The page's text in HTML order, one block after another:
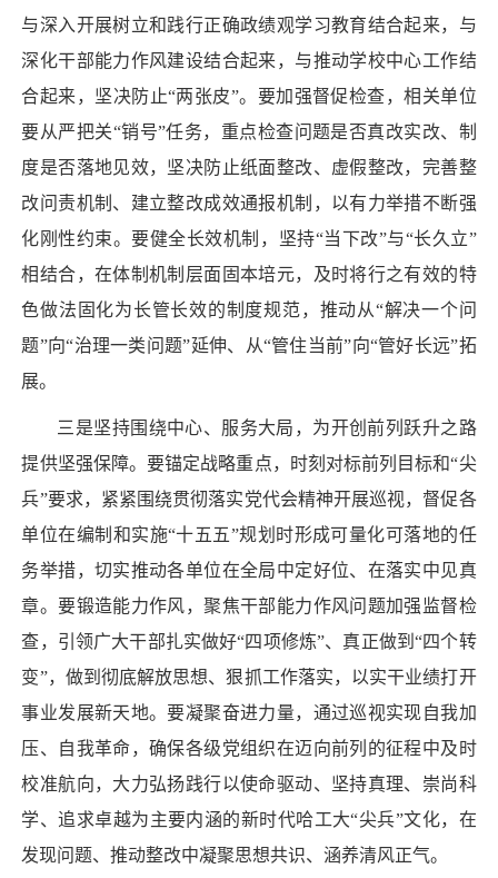
与深入开展树立和践行正确政绩观学习教育结合起来，与
深化干部能力作风建设结合起来，与推动学校中心工作结
合起来，坚决防止“两张皮”。要加强督促检查，相关单位
要从严把关“销号”任务，重点检查问题是否真改实改、制
度是否落地见效，坚决防止纸面整改、虚假整改，完善整
改问责机制、建立整改成效通报机制，以有力举措不断强
化刚性约束。要健全长效机制，坚持“当下改”与“长久立”
相结合，在体制机制层面固本培元，及时将行之有效的特
色做法固化为长管长效的制度规范，推动从“解决一个问
题”向“治理一类问题”延伸、从“管住当前”向“管好长远”拓
展。
三是坚持围绕中心、服务大局，为开创前列跃升之路
提供坚强保障。要锚定战略重点，时刻对标前列目标和“尖
兵”要求，紧紧围绕贯彻落实党代会精神开展巡视，督促各
单位在编制和实施“十五五”规划时形成可量化可落地的任
务举措，切实推动各单位在全局中定好位、在落实中见真
章。要锻造能力作风，聚焦干部能力作风问题加强监督检
查，引领广大干部扎实做好“四项修炼”、真正做到“四个转
变”，做到彻底解放思想、狠抓工作落实，以实干业绩打开
事业发展新天地。要凝聚奋进力量，通过巡视实现自我加
压、自我革命，确保各级党组织在迈向前列的征程中及时
校准航向，大力弘扬践行以使命驱动、坚持真理、崇尚科
学、追求卓越为主要内涵的新时代哈工大“尖兵”文化，在
发现问题、推动整改中凝聚思想共识、涵养清风正气。